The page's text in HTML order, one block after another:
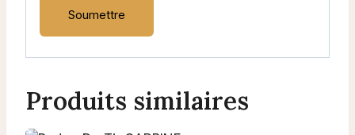
Produits similaires